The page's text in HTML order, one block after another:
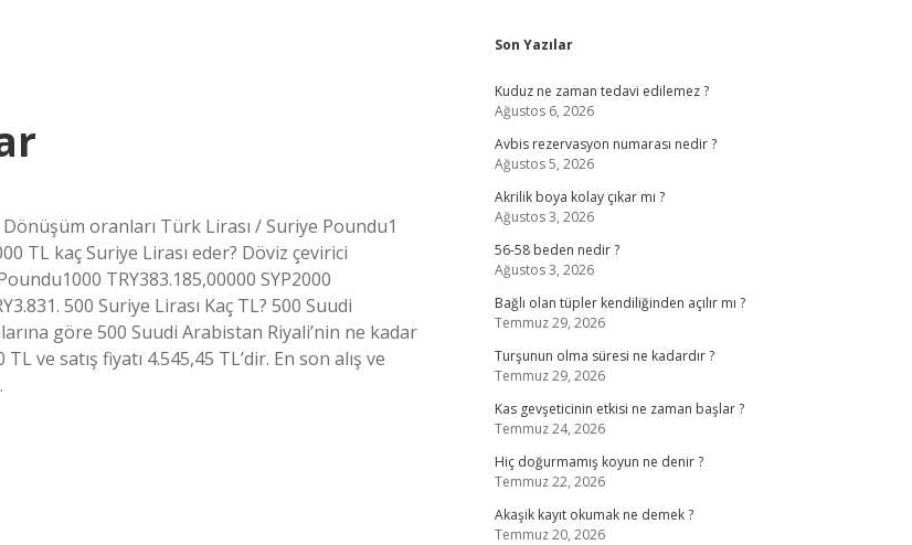
oranları Türk Lirası / Suriye Poundu1
TL kaç Suriye Lirası eder? Döviz çevirici
TRY383.185,00000 SYP2000
500 Suriye Lirası Kaç TL? 500 Suudi
göre 500 Suudi Arabistan Riyali’nin ne kadar
ve satış fiyatı 4.545,45 TL’dir. En son alış ve
Sidebar
Son Yazılar
Kuduz ne zaman tedavi edilemez ?
Ağustos 6, 2026
Avbis rezervasyon numarası nedir ?
Ağustos 5, 2026
Akrilik boya kolay çıkar mı ?
Ağustos 3, 2026
56-58 beden nedir ?
Ağustos 3, 2026
Bağlı olan tüpler kendiliğinden açılır mı ?
Temmuz 29, 2026
Turşunun olma süresi ne kadardır ?
Temmuz 29, 2026
Kas gevşeticinin etkisi ne zaman başlar ?
Temmuz 24, 2026
Hiç doğurmamış koyun ne denir ?
Temmuz 22, 2026
Akaşik kayıt okumak ne demek ?
Temmuz 20, 2026